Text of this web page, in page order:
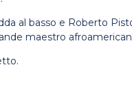
al basso e Roberto
maestro